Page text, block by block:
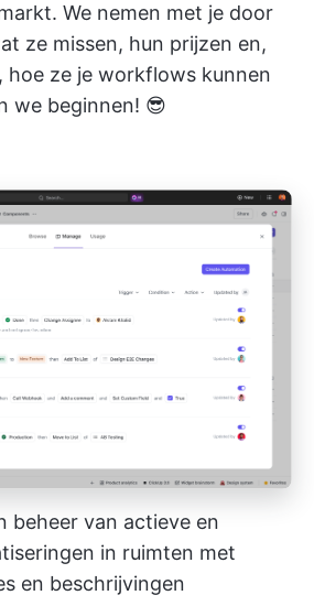
We nemen met je door
ze missen, hun prijzen en,
hoe ze je workflows kunnen
we beginnen! 😎
beheer van actieve en
in ruimten met
en beschrijvingen